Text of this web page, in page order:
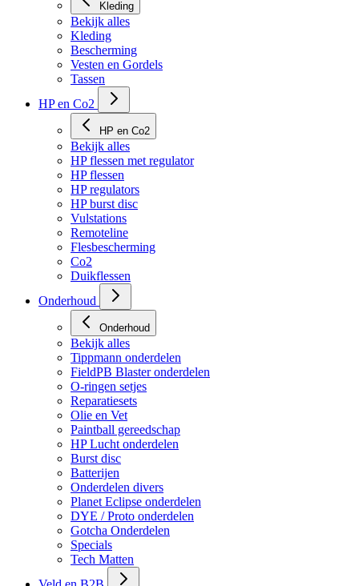
Kleding
Bekijk alles
Kleding
Bescherming
Vesten en Gordels
Tassen
HP en Co2
HP en Co2
Bekijk alles
HP flessen met regulator
HP flessen
HP regulators
HP burst disc
Vulstations
Remoteline
Flesbescherming
Co2
Duikflessen
Onderhoud
Onderhoud
Bekijk alles
Tippmann onderdelen
FieldPB Blaster onderdelen
O-ringen setjes
Reparatiesets
Olie en Vet
Paintball gereedschap
HP Lucht onderdelen
Burst disc
Batterijen
Onderdelen divers
Planet Eclipse onderdelen
DYE / Proto onderdelen
Gotcha Onderdelen
Specials
Tech Matten